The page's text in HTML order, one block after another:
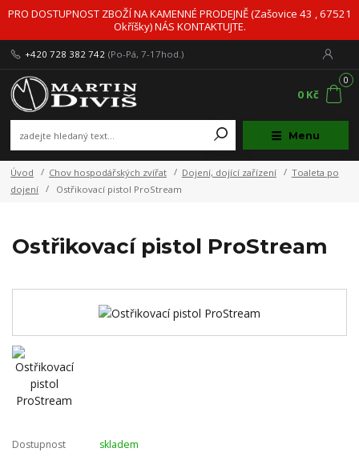
PRO DOSTUPNOST ZBOŽÍ NA KAMENNÉ PRODEJNĚ (Zašovice 43 , 67521
Okříšky) NÁS KONTAKTUJTE.
Menu
+420 728 382 742 (Po-Pá, 7-17hod.)
0
0 Kč
Úvod Chov hospodářských zvířat Dojení, dojící zařízení
Toaleta po
dojení
Ostřikovací pistol ProStream
Ostřikovací pistol ProStream
Dostupnost skladem